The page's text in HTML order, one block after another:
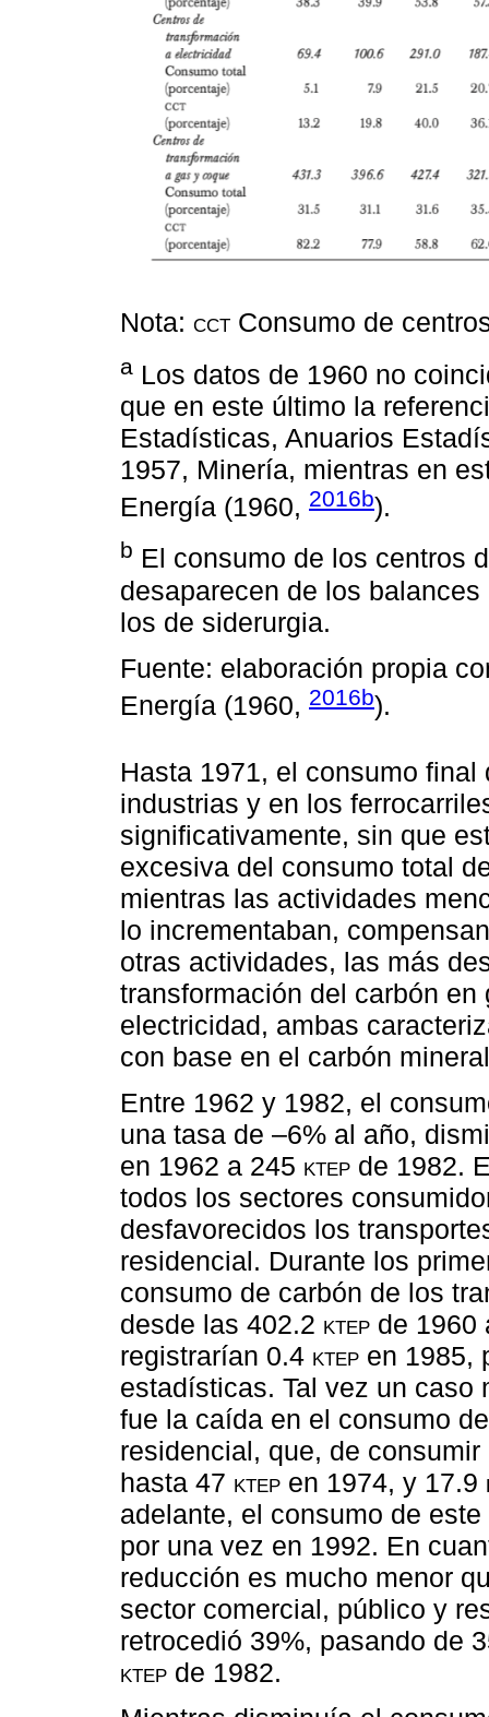
Nota: cct Consumo de
a Los datos de 1960 no
que en este último la
Estadísticas, Anuarios
1957, Minería, mientras en
Energía (1960, 2016b).
b El consumo de los centros
desaparecen de los
los de siderurgia.
Fuente: elaboración propia
Energía (1960, 2016b).
Hasta 1971, el consumo
industrias y en los
significativamente, sin que
excesiva del consumo total
mientras las actividades
lo incrementaban,
otras actividades, las más
transformación del carbón
electricidad, ambas
con base en el carbón
Entre 1962 y 1982, el
una tasa de –6% al año,
en 1962 a 245 ktep de 1982.
todos los sectores
desfavorecidos los
residencial. Durante los
consumo de carbón de los
desde las 402.2 ktep de 1960
registrarían 0.4 ktep en 1985,
estadísticas. Tal vez un caso
fue la caída en el consumo
residencial, que, de
hasta 47 ktep en 1974, y 17.9
adelante, el consumo de
por una vez en 1992. En
reducción es mucho menor
sector comercial, público y
retrocedió 39%, pasando de
ktep de 1982.